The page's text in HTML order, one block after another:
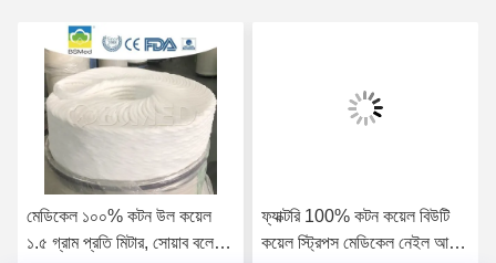
মেডিকেল ১০০% কটন উল কয়েল
১.৫ গ্রাম প্রতি মিটার, সোয়াব বলের
ফ্যাক্টরি 100% কটন কয়েল বিউটি
কয়েল স্ট্রিপস মেডিকেল নেইল আর্ট